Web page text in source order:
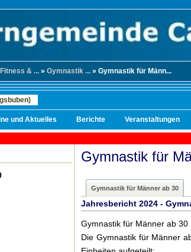
Fitness & ... » Gymnastik ... » Gymnastik für Männ...
und Aktuelles Berichte Veranstaltungen
Gymnastik für
Gymnastik für Männer ab 30
Jahresbericht 2024 -
Gymnastik für Männer ab 30
Die Gymnastik für Männer